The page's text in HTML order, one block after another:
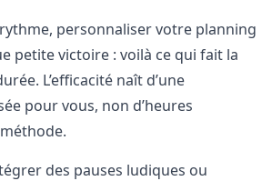
personnaliser votre planning
petite victoire : voilà ce qui fait la
L’efficacité naît d’une
pour vous, non d’heures
des pauses ludiques ou